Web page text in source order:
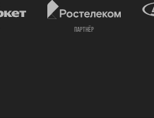
партнёр